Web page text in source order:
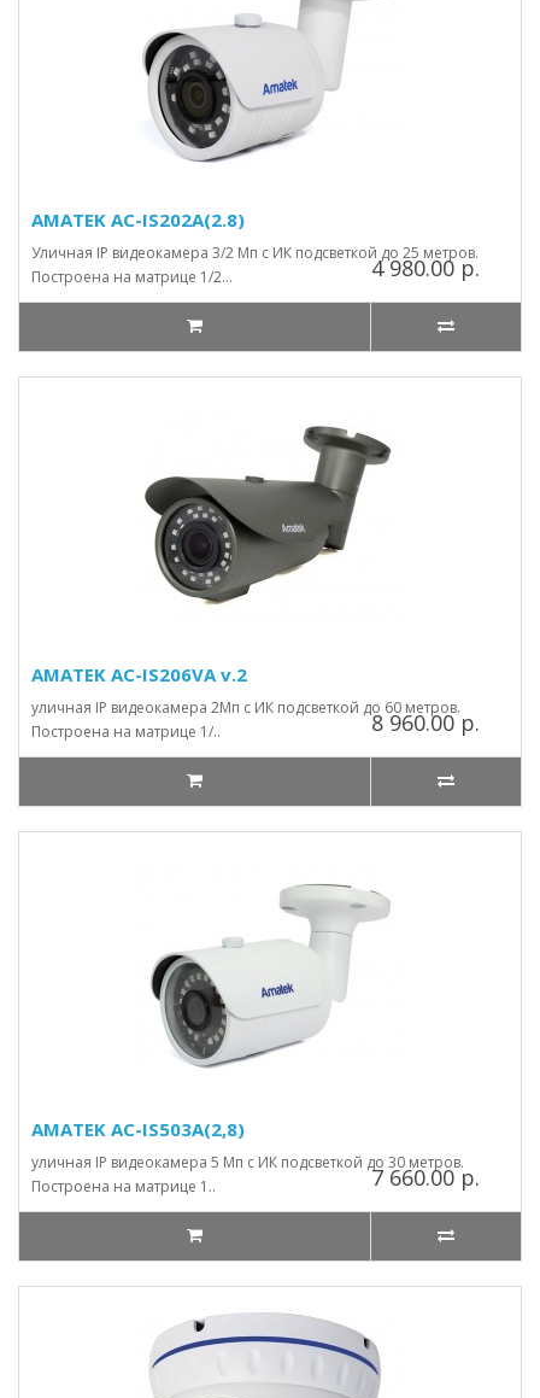
AMATEK AC-IS202A(2.8)
Уличная IP видеокамера 3/2 Мп с ИК подсветкой до 25 метров.
Построена на матрице 1/2...
4 980.00 р.
AMATEK AC-IS206VA v.2
уличная IP видеокамера 2Мп с ИК подсветкой до 60 метров.
Построена на матрице 1/..
8 960.00 р.
AMATEK AC-IS503A(2,8)
уличная IP видеокамера 5 Мп с ИК подсветкой до 30 метров.
Построена на матрице 1..
7 660.00 р.